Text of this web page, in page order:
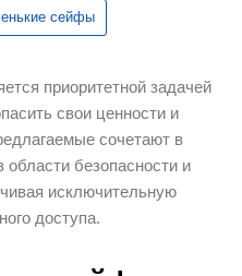
сейфы
приоритетной задачей
свои ценности и
сочетают в
области безопасности и
исключительную
доступа.